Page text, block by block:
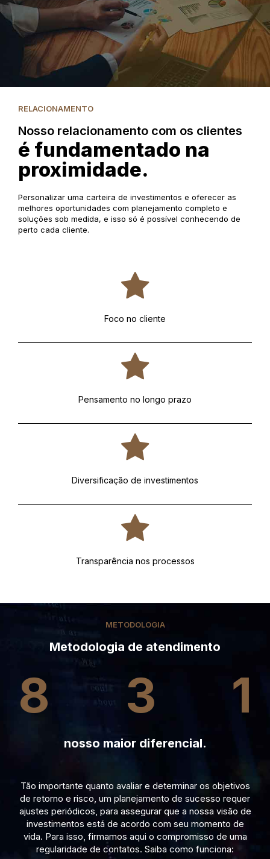
RELACIONAMENTO
Nosso relacionamento com os clientes
é fundamentado na
proximidade.
Personalizar uma carteira de investimentos e oferecer as
melhores oportunidades com planejamento completo e
soluções sob medida, e isso só é possível conhecendo de
perto cada cliente.
Foco no cliente
Pensamento no longo prazo
Diversificação de investimentos
Transparência nos processos
METODOLOGIA
Metodologia de atendimento
8 3 1
nosso maior diferencial.
Tão importante quanto avaliar e determinar os objetivos
de retorno e risco, um planejamento de sucesso requer
ajustes periódicos, para assegurar que a nossa visão de
investimentos está de acordo com seu momento de
vida. Para isso, firmamos aqui o compromisso de uma
regularidade de contatos. Saiba como funciona: